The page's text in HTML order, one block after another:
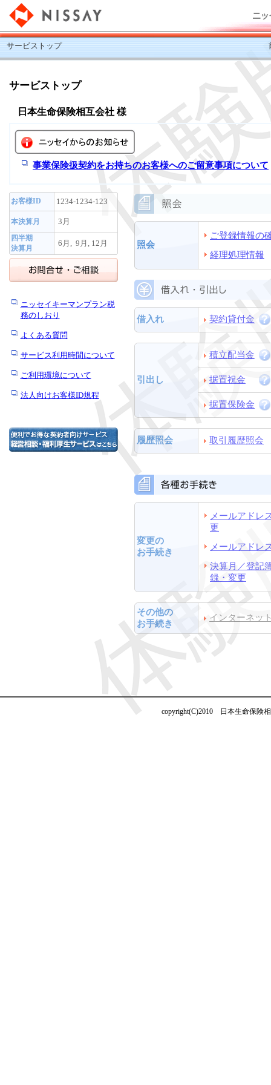
サービストップ
サービストップ
日本生命保険相互会社 様
事業保険扱契約をお持ちのお客様へのご留意事項について
お客様ID 1234-1234-123
本決算月 3月
四半期
決算月
6月, 9月, 12月
ニッセイキーマンプラン税
務のしおり
よくある質問
サービス利用時間について
ご利用環境について
法人向けお客様ID規程
照会
ご登録情報の
経理処理情報
借入れ 契約貸付金
引出し
積立配当金
据置祝金
据置保険金
履歴照会 取引履歴照会
変更の
お手続き
メールアドレ
更
メールアドレ
決算月／登記
録・変更
その他の
お手続き
インターネッ
copyright(C)2010 日本生命保険